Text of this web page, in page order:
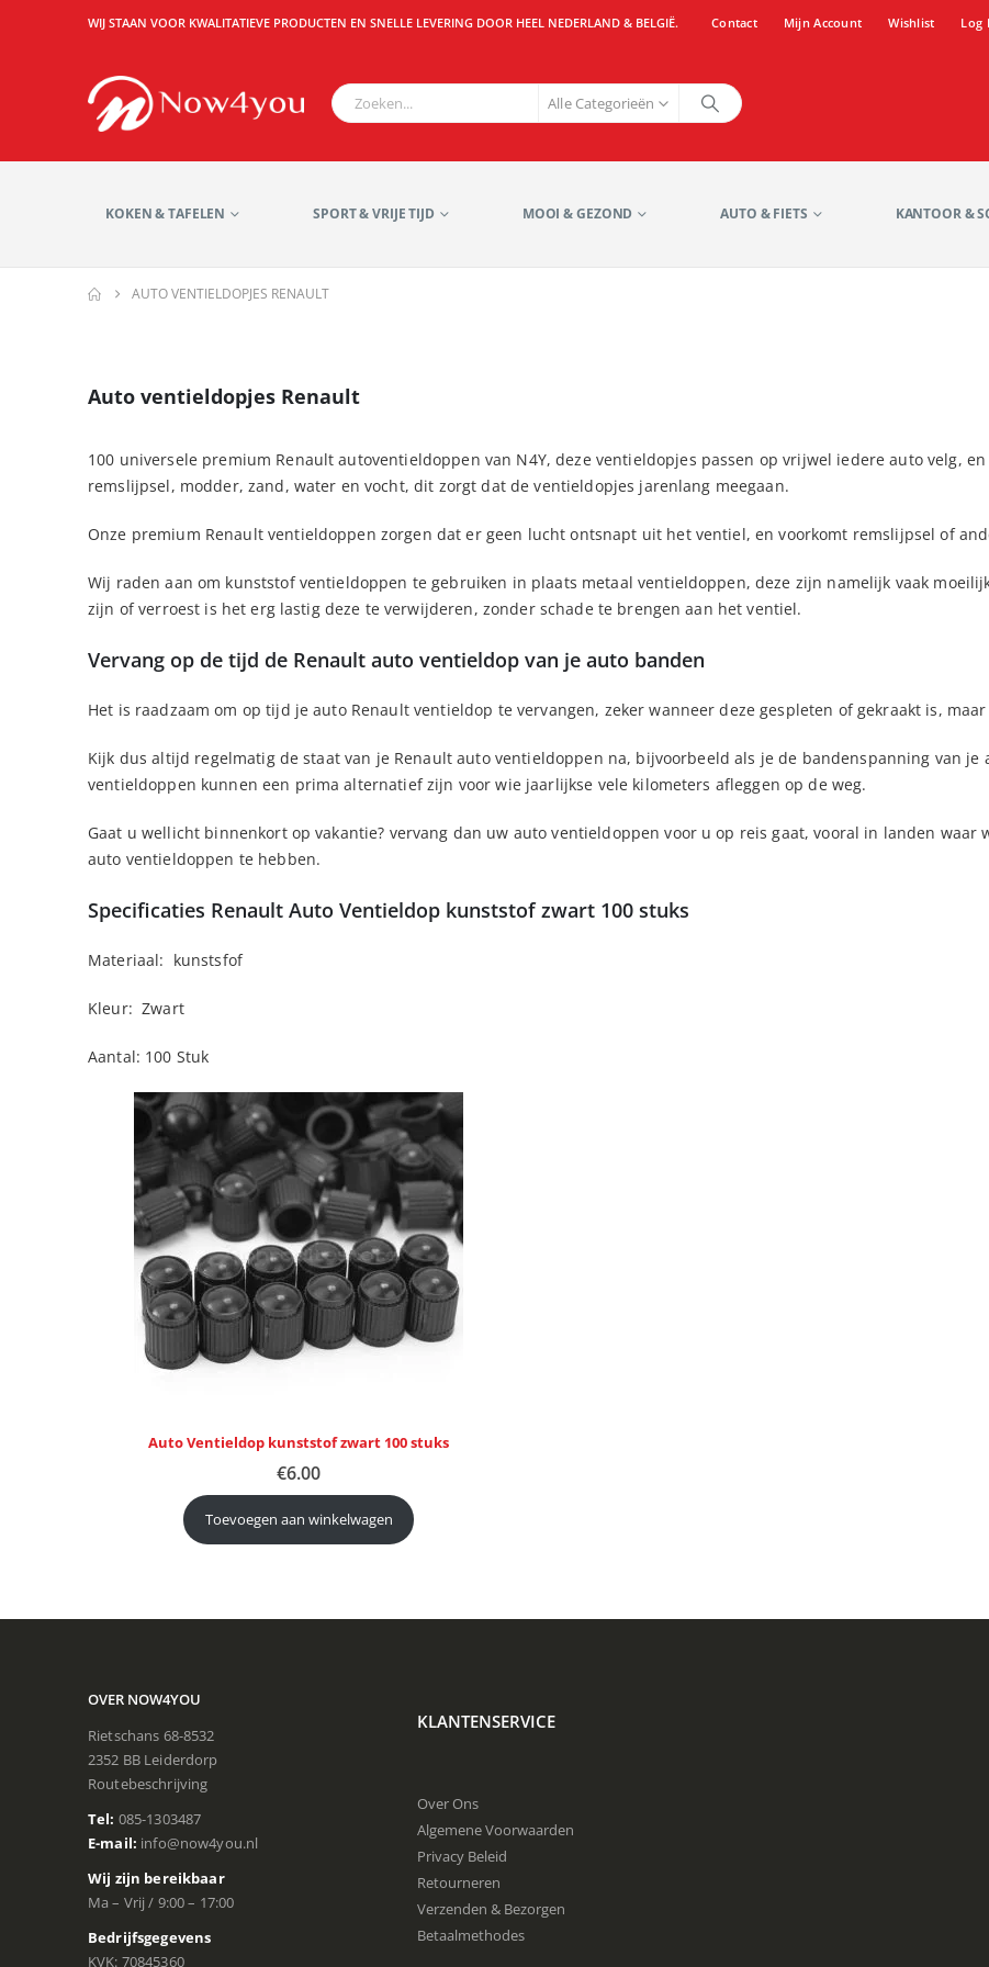
WIJ STAAN VOOR KWALITATIEVE PRODUCTEN EN SNELLE LEVERING DOOR HEEL NEDERLAND & BELGIË. Contact Mijn Account Wishlist Log
Alle Categorieën
KOKEN & TAFELEN SPORT & VRIJE TIJD MOOI & GEZOND AUTO & FIETS KANTOOR &
AUTO VENTIELDOPJES RENAULT
Auto ventieldopjes Renault
100 universele premium Renault autoventieldoppen van N4Y, deze ventieldopjes passen op vrijwel iedere auto velg,
remslijpsel, modder, zand, water en vocht, dit zorgt dat de ventieldopjes jarenlang meegaan.
Onze premium Renault ventieldoppen zorgen dat er geen lucht ontsnapt uit het ventiel, en voorkomt remslijpsel of
Wij raden aan om kunststof ventieldoppen te gebruiken in plaats metaal ventieldoppen, deze zijn namelijk vaak
zijn of verroest is het erg lastig deze te verwijderen, zonder schade te brengen aan het ventiel.
Vervang op de tijd de Renault auto ventieldop van je auto banden
Het is raadzaam om op tijd je auto Renault ventieldop te vervangen, zeker wanneer deze gespleten of gekraakt is,
Kijk dus altijd regelmatig de staat van je Renault auto ventieldoppen na, bijvoorbeeld als je de bandenspanning van
ventieldoppen kunnen een prima alternatief zijn voor wie jaarlijkse vele kilometers afleggen op de weg.
Gaat u wellicht binnenkort op vakantie? vervang dan uw auto ventieldoppen voor u op reis gaat, vooral in landen waar
auto ventieldoppen te hebben.
Specificaties Renault Auto Ventieldop kunststof zwart 100 stuks
Materiaal: kunstsfof
Kleur: Zwart
Aantal: 100 Stuk
Auto Ventieldop kunststof zwart 100 stuks
€6.00
Toevoegen aan winkelwagen
OVER NOW4YOU
Rietschans 68-8532
2352 BB Leiderdorp
Routebeschrijving
Tel: 085-1303487
E-mail: info@now4you.nl
Wij zijn bereikbaar
Ma – Vrij / 9:00 – 17:00
Bedrijfsgegevens
KVK: 70845360
KLANTENSERVICE
Over Ons
Algemene Voorwaarden
Privacy Beleid
Retourneren
Verzenden & Bezorgen
Betaalmethodes